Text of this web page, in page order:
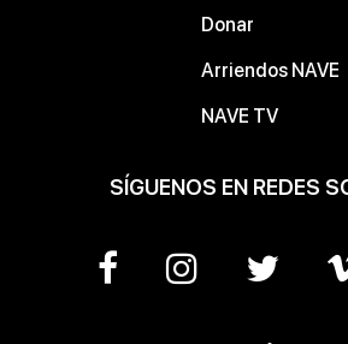
Donar
Arriendos NAVE
NAVE TV
SÍGUENOS EN REDES